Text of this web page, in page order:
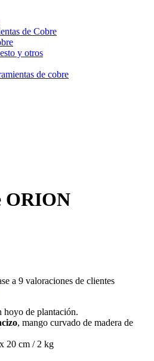
de Cobre
y otros
de cobre
ORION
a 9 valoraciones de clientes
hoyo de plantación.
, mango curvado de madera de
20 cm / 2 kg